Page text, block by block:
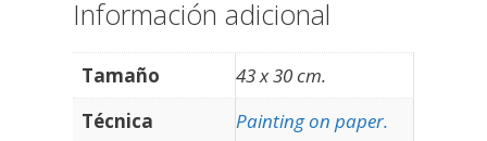
Información adicional
Tamaño
43 x 30 cm.
Técnica
Painting on paper.